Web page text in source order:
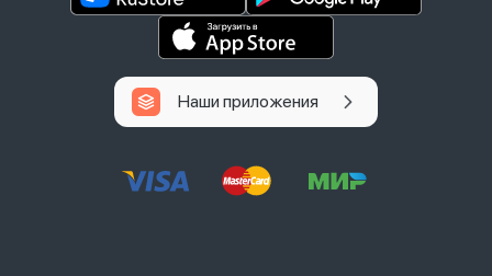
Наши приложения